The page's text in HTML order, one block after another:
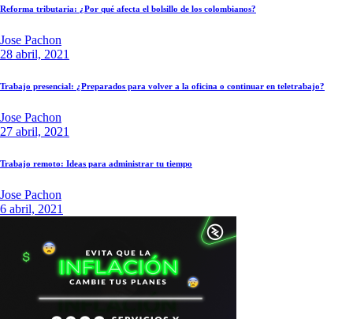
Reforma tributaria: ¿Por qué afecta el bolsillo de los colombianos?
Jose Pachon
28 abril, 2021
Trabajo presencial: ¿Preparados para volver a la oficina o continuar en teletrabajo?
Jose Pachon
27 abril, 2021
Trabajo remoto: Ideas para administrar tu tiempo
Jose Pachon
6 abril, 2021